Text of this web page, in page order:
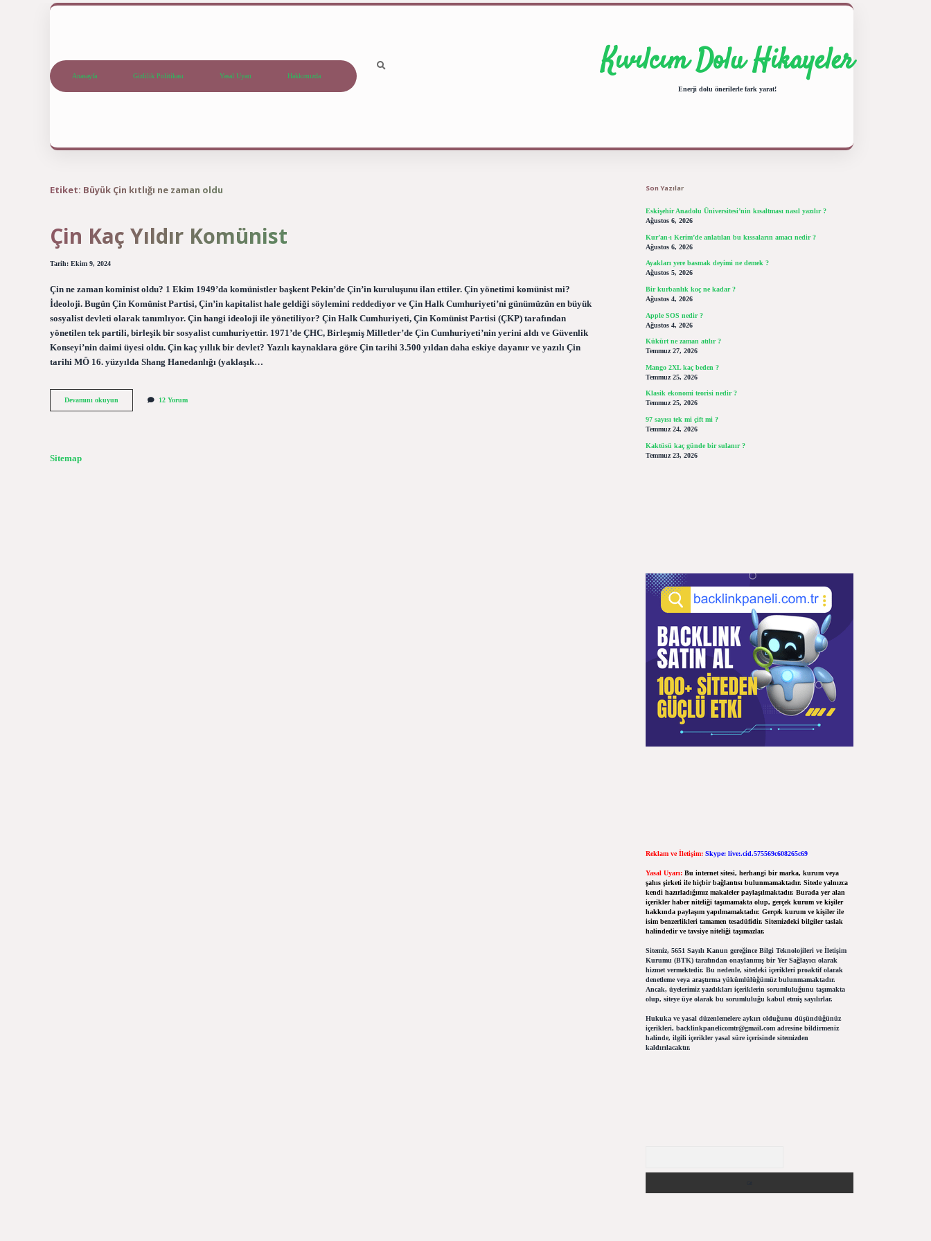
Anasayfa Gizlilik Politikası Yasal Uyarı Hakkımızda Kıvılcım Dolu Hikayeler
Enerji dolu önerilerle fark yarat!
Etiket: Büyük Çin kıtlığı ne zaman oldu
Çin Kaç Yıldır Komünist
Tarih: Ekim 9, 2024
Çin ne zaman kominist oldu? 1 Ekim 1949’da komünistler başkent Pekin’de Çin’in kuruluşunu ilan ettiler. Çin yönetimi komünist mi?
İdeoloji. Bugün Çin Komünist Partisi, Çin’in kapitalist hale geldiği söylemini reddediyor ve Çin Halk Cumhuriyeti’ni günümüzün en büyük
sosyalist devleti olarak tanımlıyor. Çin hangi ideoloji ile yönetiliyor? Çin Halk Cumhuriyeti, Çin Komünist Partisi (ÇKP) tarafından
yönetilen tek partili, birleşik bir sosyalist cumhuriyettir. 1971’de ÇHC, Birleşmiş Milletler’de Çin Cumhuriyeti’nin yerini aldı ve Güvenlik
Konseyi’nin daimi üyesi oldu. Çin kaç yıllık bir devlet? Yazılı kaynaklara göre Çin tarihi 3.500 yıldan daha eskiye dayanır ve yazılı Çin
tarihi MÖ 16. yüzyılda Shang Hanedanlığı (yaklaşık…
Devamını okuyun
Kaç
12 Yorum
Sitemap
Son Yazılar
Eskişehir Anadolu Üniversitesi’nin kısaltması nasıl yazılır ?
Ağustos 6, 2026
Kur’an-ı Kerim’de anlatılan bu kıssaların amacı nedir ?
Ağustos 6, 2026
Ayakları yere basmak deyimi ne demek ?
Ağustos 5, 2026
Bir kurbanlık koç ne kadar ?
Ağustos 4, 2026
Apple SOS nedir ?
Ağustos 4, 2026
Kükürt ne zaman atılır ?
Temmuz 27, 2026
Mango 2XL kaç beden ?
Temmuz 25, 2026
Klasik ekonomi teorisi nedir ?
Temmuz 25, 2026
97 sayısı tek mi çift mi ?
Temmuz 24, 2026
Kaktüsü kaç günde bir sulanır ?
Temmuz 23, 2026
Reklam ve İletişim: Skype: live:.cid.575569c608265c69
Yasal Uyarı: Bu internet sitesi, herhangi bir marka, kurum veya
şahıs şirketi ile hiçbir bağlantısı bulunmamaktadır. Sitede yalnızca
kendi hazırladığımız makaleler paylaşılmaktadır. Burada yer alan
içerikler haber niteliği taşımamakta olup, gerçek kurum ve kişiler
hakkında paylaşım yapılmamaktadır. Gerçek kurum ve kişiler ile
isim benzerlikleri tamamen tesadüfidir. Sitemizdeki bilgiler taslak
halindedir ve tavsiye niteliği taşımazlar.
Sitemiz, 5651 Sayılı Kanun gereğince Bilgi Teknolojileri ve İletişim
Kurumu (BTK) tarafından onaylanmış bir Yer Sağlayıcı olarak
hizmet vermektedir. Bu nedenle, sitedeki içerikleri proaktif olarak
denetleme veya araştırma yükümlülüğümüz bulunmamaktadır.
Ancak, üyelerimiz yazdıkları içeriklerin sorumluluğunu taşımakta
olup, siteye üye olarak bu sorumluluğu kabul etmiş sayılırlar.
Hukuka ve yasal düzenlemelere aykırı olduğunu düşündüğünüz
içerikleri, backlinkpanelicomtr@gmail.comadresine bildirmeniz
halinde, ilgili içerikler yasal süre içerisinde sitemizden
kaldırılacaktır.